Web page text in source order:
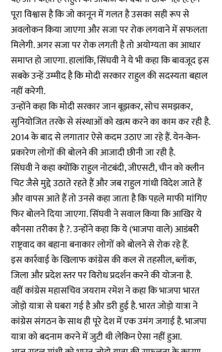
पूरा विश्वास है कि जो कानून में गलत है उसका सही रूप से
अवलोकन किया जाएगा और सजा पर रोक लगवाने में सफलता
मिलेगी. अगर सजा पर रोक लगती है तो अयोग्यता का आधार
समाप्त हो जाएगा. हालांकि, सिंघवी ने ये भी कहा कि बावजूद इस
सबके उन्हें उम्मीद है कि मोदी सरकार राहुल की सदस्यता बहाल
नहीं करेगी.
उन्होंने कहा कि मोदी सरकार जान बूझकर, सोच समझकर,
सुनियोजित तरके से संस्थाओं को खत्म करने का काम कर रही है.
2014 के बाद से लगातार ऐसे कदम उठाए जा रहे हैं. येन-केन-
प्रकारेण लोगों की बोलने की आजादी छीनी जा रही है.
सिंघवी ने कहा क्योंकि राहुल नोटबंदी, जीएसटी, चीन को क्लीन
चिट जैसे मुद्दे उठाते रहते हैं और जब राहुल गांधी विदेश जाते हैं
और वापस आते हैं तो उनसे कहा जाता है कि पहले माफी मांगिए
फिर बोलने दिया जाएगा. सिंघवी ने सवाल किया कि आखिर ये
कौनसा तरीका है ?. उन्होंने कहा कि ये (भाजपा वाले) आडंबरी
राष्ट्रवाद का बहाना बनाकार लोगों को बोलने से रोक रहे हैं.
इस कार्रवाई के खिलाफ कांग्रेस की कल से तहसील, ब्लॉक,
जिला और प्रदेश स्तर पर विरोध प्रदर्शन करने की योजना है.
वहीं कांग्रेस महासचिव जयराम रमेश ने कहा कि भाजपा भारत
जोड़ो यात्रा से घबरा गई है और डरी हुई है. भारत जोड़ो यात्रा ने
कांग्रेस संगठन के साथ ही पूरे देश में एक उमंग जगाई है. भाजपा
यात्रा को बदनाम करने में जुटी थी लेकिन ऐसा नहीं हुआ.